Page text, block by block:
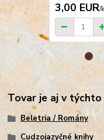
3,00 EUR/
Tovar je aj v
Beletria / Romány
Cudzojazyčné knihy